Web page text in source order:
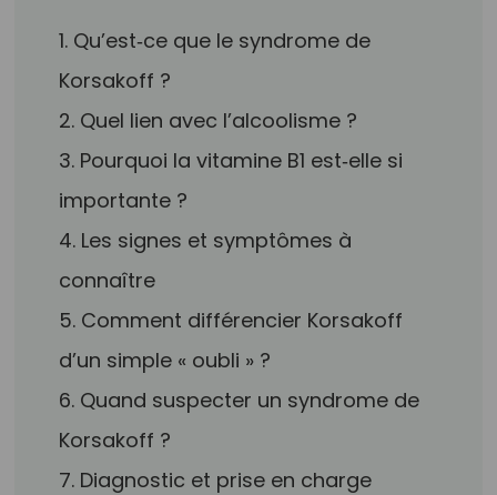
1. Qu’est‑ce que le syndrome de
Korsakoff ?
2. Quel lien avec l’alcoolisme ?
3. Pourquoi la vitamine B1 est‑elle si
importante ?
4. Les signes et symptômes à
connaître
5. Comment différencier Korsakoff
d’un simple « oubli » ?
6. Quand suspecter un syndrome de
Korsakoff ?
7. Diagnostic et prise en charge